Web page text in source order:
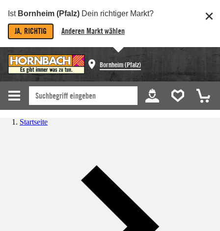
Ist Bornheim (Pfalz) Dein richtiger Markt?
JA, RICHTIG Anderen Markt wählen
Bornheim (Pfalz)
Startseite